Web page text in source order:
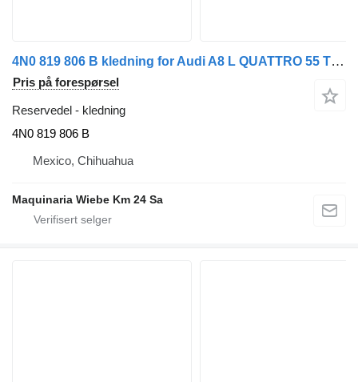
4N0 819 806 B kledning for Audi A8 L QUATTRO 55 TFSI bil
Pris på forespørsel
Reservedel - kledning
4N0 819 806 B
Mexico, Chihuahua
Maquinaria Wiebe Km 24 Sa